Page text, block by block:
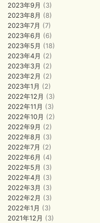
2023年9月 (3)
2023年8月 (8)
2023年7月 (7)
2023年6月 (6)
2023年5月 (18)
2023年4月 (2)
2023年3月 (2)
2023年2月 (2)
2023年1月 (2)
2022年12月 (3)
2022年11月 (3)
2022年10月 (2)
2022年9月 (2)
2022年8月 (3)
2022年7月 (2)
2022年6月 (4)
2022年5月 (3)
2022年4月 (3)
2022年3月 (3)
2022年2月 (3)
2022年1月 (3)
2021年12月 (3)